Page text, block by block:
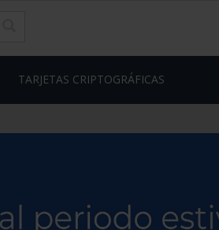
TARJETAS CRIPTOGRÁFICAS